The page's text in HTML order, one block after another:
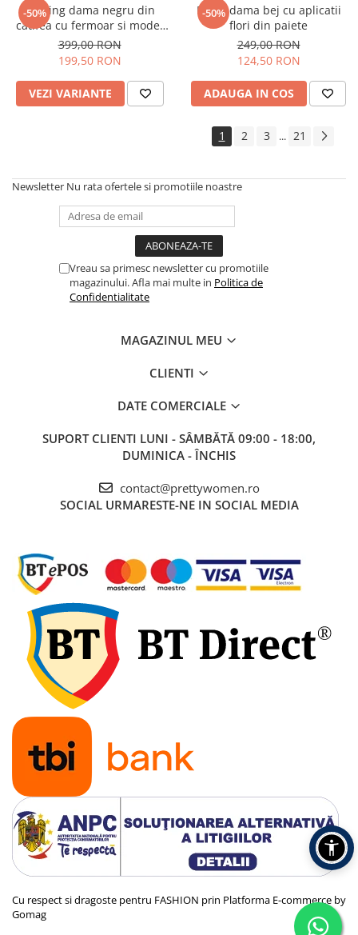
-50%
Trening dama negru din
catifea cu fermoar si model
pe jacheta
399,00 RON
199,50 RON
VEZI VARIANTE
-50%
Bluza dama bej cu aplicatii
flori din paiete
249,00 RON
124,50 RON
ADAUGA IN COS
1 2 3 ... 21
Newsletter Nu rata ofertele si promotiile noastre
Vreau sa primesc newsletter cu promotiile
magazinului. Afla mai multe in Politica de
Confidentialitate
MAGAZINUL MEU
CLIENTI
DATE COMERCIALE
SUPORT CLIENTI LUNI - SÂMBĂTĂ 09:00 - 18:00,
DUMINICA - ÎNCHIS
contact@prettywomen.ro
SOCIAL URMARESTE-NE IN SOCIAL MEDIA
Cu respect si dragoste pentru FASHION prin Platforma E-commerce by
Gomag